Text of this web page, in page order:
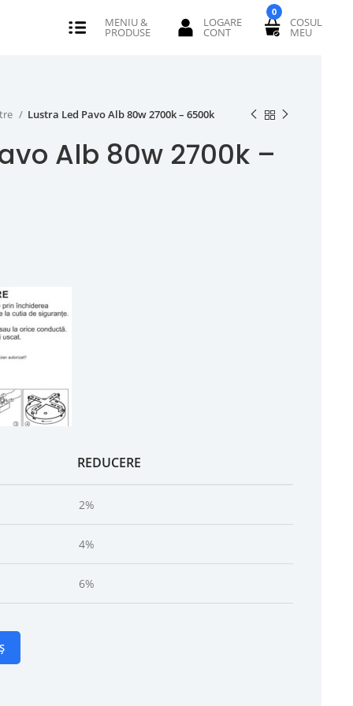
0
Lustra Led Pavo Alb 80w 2700k – 6500k
Alb 80w 2700k –
REDUCERE
2%
4%
6%